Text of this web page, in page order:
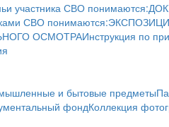
участника СВО понимаются:
СВО понимаются:
ОСМОТРАИнструкция по
и бытовые предметы
фондКоллекция